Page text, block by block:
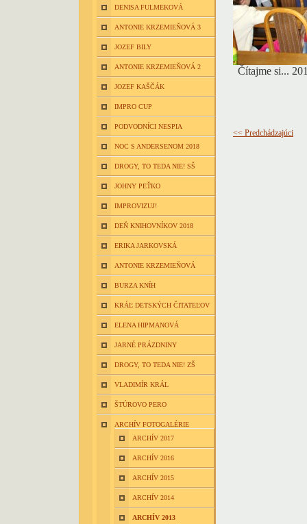
DENISA FULMEKOVÁ
ANTONIE KRZEMIEŇOVÁ 3
JOZEF BILY
ANTONIE KRZEMIEŇOVÁ 2
JOZEF KAŠČÁK
IMPRO CUP
PODVODNÍCI NESPIA
NOC S ANDERSENOM 2018
DROGY, TO TEDA NIE! SŠ
JOHNY PEŤKO
IMPROVIZUJ!
DEŇ KNIHOVNÍKOV 2018
ERIKA JARKOVSKÁ
ANTONIE KRZEMIEŇOVÁ
BURZA KNÍH
KRÁĽ DETSKÝCH ČITATEĽOV
ELENA HIPMANOVÁ
JARNÉ PRÁZDNINY
DROGY, TO TEDA NIE! ZŠ
VLADIMÍR KRÁL
ŠTÚROVO PERO
ARCHÍV FOTOGALÉRIE
ARCHÍV 2017
ARCHÍV 2016
ARCHÍV 2015
ARCHÍV 2014
ARCHÍV 2013
Čítajme si...
<< Predchádzajúci